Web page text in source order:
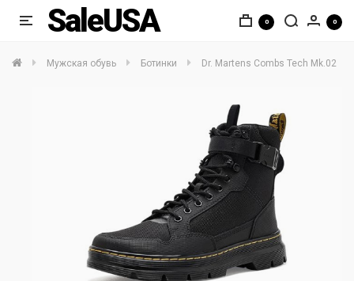
SaleUSA 0 0
Мужская обувь Ботинки Dr. Martens Combs Tech Mk.02